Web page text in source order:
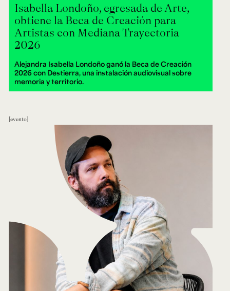
Isabella Londoño, egresada de Arte,
obtiene la Beca de Creación para
Artistas con Mediana Trayectoria
2026
Alejandra Isabella Londoño ganó la Beca de Creación
2026 con Destierra, una instalación audiovisual sobre
memoria y territorio.
evento